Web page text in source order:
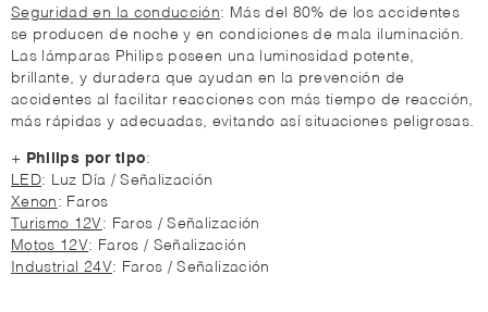
Seguridad en la conducción: Más del 80% de los accidentes
se producen de noche y en condiciones de mala iluminación.
Las lámparas Philips poseen una luminosidad potente,
brillante, y duradera que ayudan en la prevención de
accidentes al facilitar reacciones con más tiempo de reacción,
más rápidas y adecuadas, evitando así situaciones peligrosas.
+ Philips por tipo:
LED: Luz Día / Señalización
Xenon : Faros
Turismo 12V : Faros / Señalización
Motos 12V: Faros / Señalización
Industrial 24V: Faros / Señalización